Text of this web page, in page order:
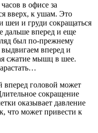
в офисе за
вверх, к ушам. Это
шеи и груди сокращаться
дальше вперед и еще
был по-прежнему
вперед и
сжатие мышц в шее.
вперед головой может
сокращение
оказывает давление
что может привести к